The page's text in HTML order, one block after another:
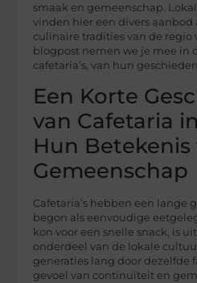
smaak en gemeenschap.
vinden hier een divers
culinaire tradities van de regio
blogpost nemen we je mee in
cafetaria’s, van hun
Een Korte
van Cafetaria
Hun Betekenis
Gemeenschap
Cafetaria’s hebben een lange
begon als eenvoudige
kon voor een snelle snack, is
onderdeel van de lokale
generaties lang door dezelfde
gevoel van continuïteit en